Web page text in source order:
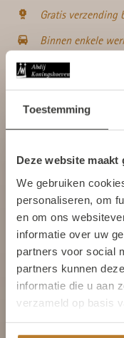
Toestemming
Deze website
We gebruiken
personaliseren, om
en om ons
informatie over uw
partners voor social
partners kunnen
informatie die u aan
verzameld op basis
Welkom
van
Om verder
Ja, ik
Gratis verzending
Binnen enkele
De monniken van
van elk product
Ontdek de heerlijke
Deze elegante fles
intense smaak en
De siropen van
samengesteld,
selecteren voor de
sinaasappels, met
en zuur.